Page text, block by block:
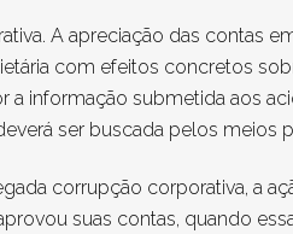
A apreciação das contas
com efeitos concretos
informação submetida aos
ser buscada pelos meios
corrupção corporativa, a
suas contas, quando